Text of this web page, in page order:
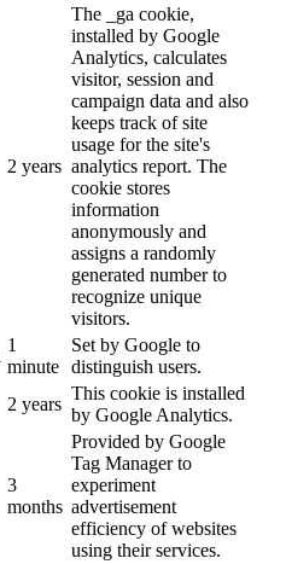
2 years
The _ga cookie,
installed by Google
Analytics, calculates
visitor, session and
campaign data and also
keeps track of site
usage for the site's
analytics report. The
cookie stores
information
anonymously and
assigns a randomly
generated number to
recognize unique
visitors.
1
minute
Set by Google to
distinguish users.
2 years
This cookie is installed
by Google Analytics.
3
months
Provided by Google
Tag Manager to
experiment
advertisement
efficiency of websites
using their services.